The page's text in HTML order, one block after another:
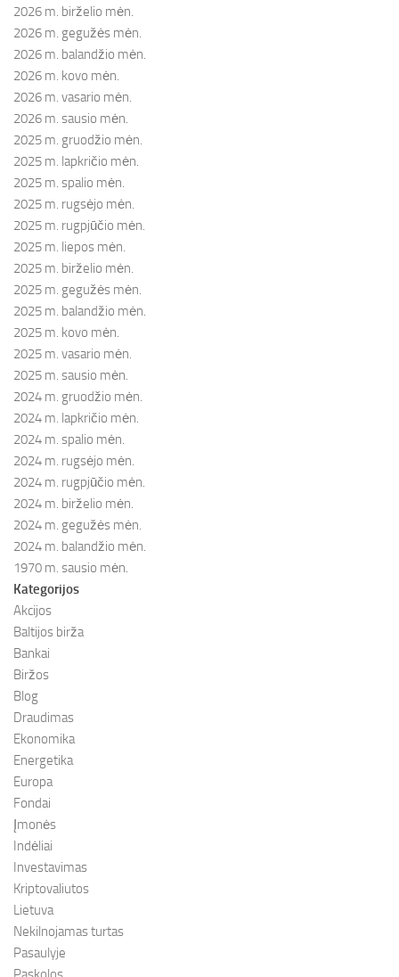
2026 m. birželio mėn.
2026 m. gegužės mėn.
2026 m. balandžio mėn.
2026 m. kovo mėn.
2026 m. vasario mėn.
2026 m. sausio mėn.
2025 m. gruodžio mėn.
2025 m. lapkričio mėn.
2025 m. spalio mėn.
2025 m. rugsėjo mėn.
2025 m. rugpjūčio mėn.
2025 m. liepos mėn.
2025 m. birželio mėn.
2025 m. gegužės mėn.
2025 m. balandžio mėn.
2025 m. kovo mėn.
2025 m. vasario mėn.
2025 m. sausio mėn.
2024 m. gruodžio mėn.
2024 m. lapkričio mėn.
2024 m. spalio mėn.
2024 m. rugsėjo mėn.
2024 m. rugpjūčio mėn.
2024 m. birželio mėn.
2024 m. gegužės mėn.
2024 m. balandžio mėn.
1970 m. sausio mėn.
Kategorijos
Akcijos
Baltijos birža
Bankai
Biržos
Blog
Draudimas
Ekonomika
Energetika
Europa
Fondai
Įmonės
Indėliai
Investavimas
Kriptovaliutos
Lietuva
Nekilnojamas turtas
Pasaulyje